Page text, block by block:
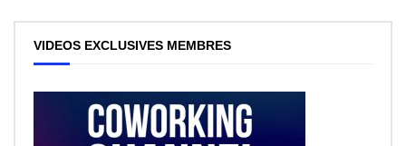
VIDEOS EXCLUSIVES MEMBRES